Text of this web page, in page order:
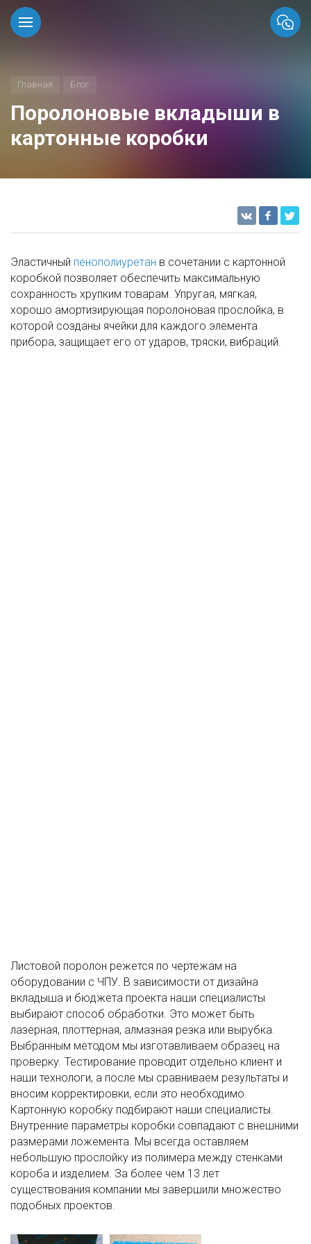
Главная Блог
Поролоновые вкладыши в
картонные коробки
Эластичный пенополиуретан в сочетании с картонной
коробкой позволяет обеспечить максимальную
сохранность хрупким товарам. Упругая, мягкая,
хорошо амортизирующая поролоновая прослойка, в
которой созданы ячейки для каждого элемента
прибора, защищает его от ударов, тряски, вибраций.
Листовой поролон режется по чертежам на
оборудовании с ЧПУ. В зависимости от дизайна
вкладыша и бюджета проекта наши специалисты
выбирают способ обработки. Это может быть
лазерная, плоттерная, алмазная резка или вырубка.
Выбранным методом мы изготавливаем образец на
проверку. Тестирование проводит отдельно клиент и
наши технологи, а после мы сравниваем результаты и
вносим корректировки, если это необходимо.
Картонную коробку подбирают наши специалисты.
Внутренние параметры коробки совпадают с внешними
размерами ложемента. Мы всегда оставляем
небольшую прослойку из полимера между стенками
короба и изделием. За более чем 13 лет
существования компании мы завершили множество
подобных проектов.